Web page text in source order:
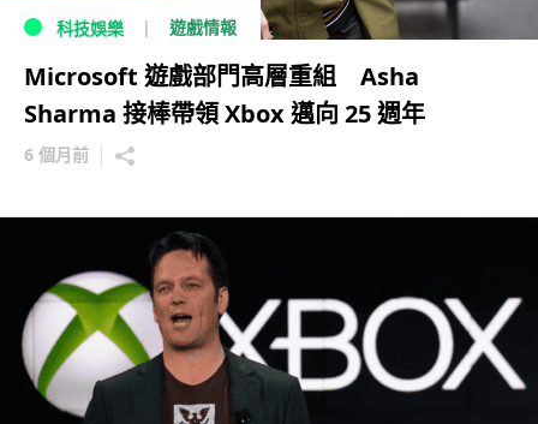
科技娛樂 遊戲情報
Microsoft 遊戲部門高層重組 Asha
Sharma 接棒帶領 Xbox 邁向 25 週年
6 個月前